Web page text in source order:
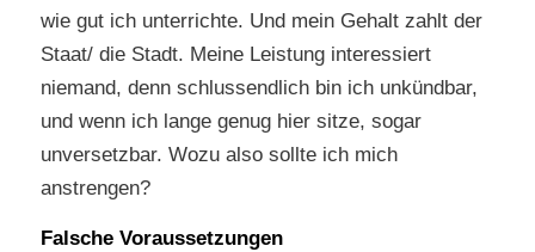
wie gut ich unterrichte. Und mein Gehalt zahlt der
Staat/ die Stadt. Meine Leistung interessiert
niemand, denn schlussendlich bin ich unkündbar,
und wenn ich lange genug hier sitze, sogar
unversetzbar. Wozu also sollte ich mich
anstrengen?
Falsche Voraussetzungen